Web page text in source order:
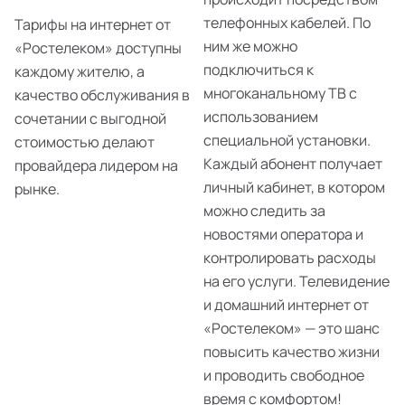
Тарифы на интернет от
«Ростелеком» доступны
каждому жителю, а
качество обслуживания в
сочетании с выгодной
стоимостью делают
провайдера лидером на
рынке.
телефонных кабелей. По
ним же можно
подключиться к
многоканальному ТВ с
использованием
специальной установки.
Каждый абонент получает
личный кабинет, в котором
можно следить за
новостями оператора и
контролировать расходы
на его услуги. Телевидение
и домашний интернет от
«Ростелеком» — это шанс
повысить качество жизни
и проводить свободное
время с комфортом!